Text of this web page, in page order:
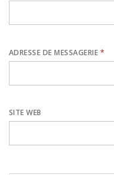
ADRESSE DE MESSAGERIE *
SITE WEB